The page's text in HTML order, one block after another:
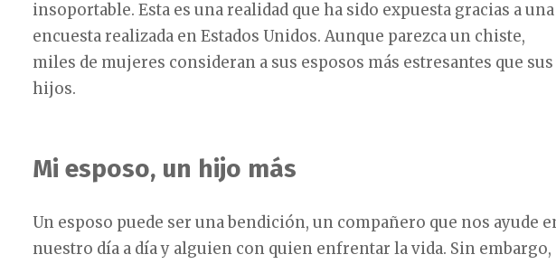
insoportable. Esta es una realidad que ha sido expuesta gracias a una
encuesta realizada en Estados Unidos. Aunque parezca un chiste,
miles de mujeres consideran a sus esposos más estresantes que sus
hijos.
Mi esposo, un hijo más
Un esposo puede ser una bendición, un compañero que nos ayude
nuestro día a día y alguien con quien enfrentar la vida. Sin embargo,